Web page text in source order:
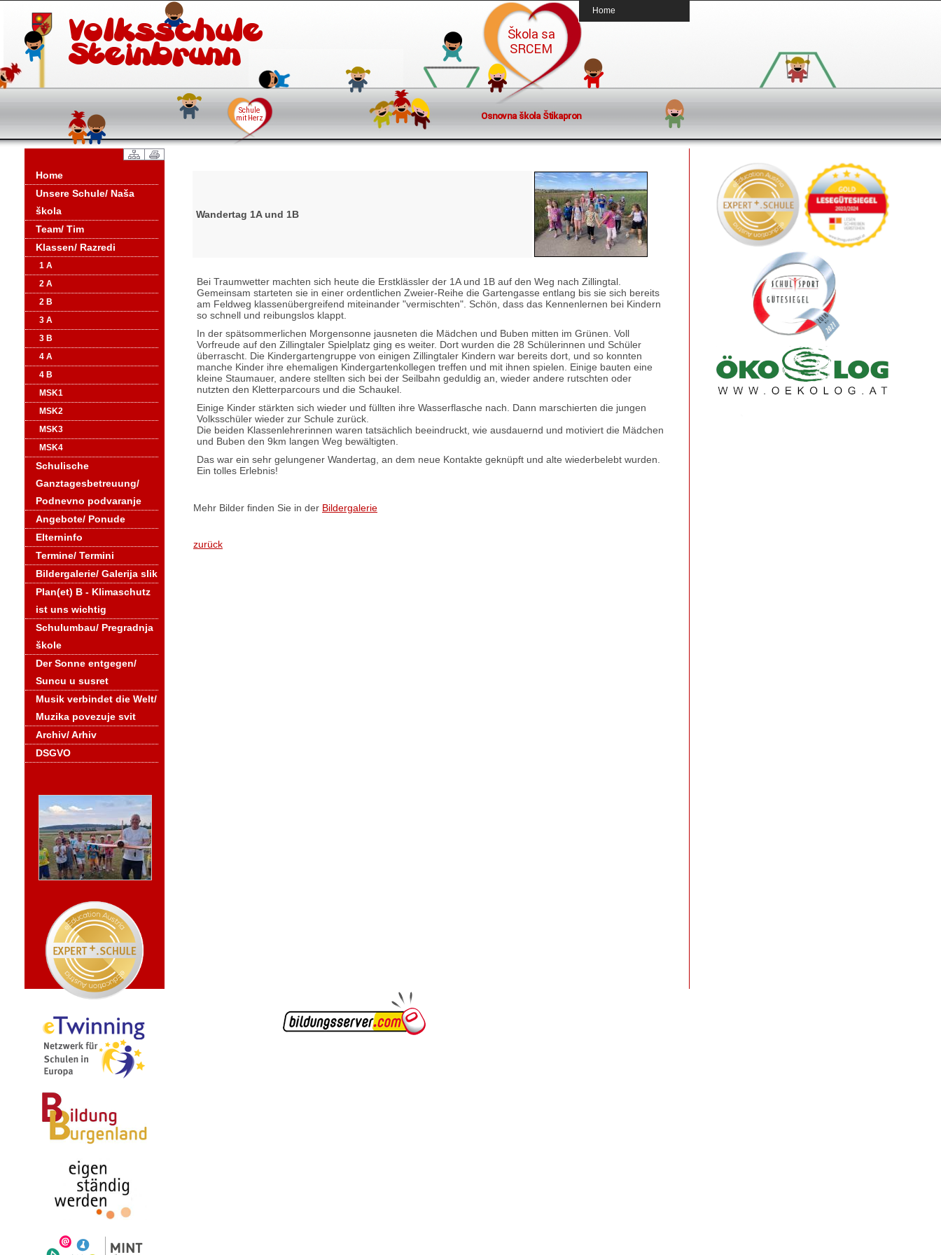
Home
Home
Unsere Schule/ Naša
škola
Team/ Tim
Klassen/ Razredi
1 A
2 A
2 B
3 A
3 B
4 A
4 B
MSK1
MSK2
MSK3
MSK4
Schulische
Ganztagesbetreuung/
Podnevno podvaranje
Angebote/ Ponude
Elterninfo
Termine/ Termini
Bildergalerie/ Galerija slik
Plan(et) B - Klimaschutz
ist uns wichtig
Schulumbau/ Pregradnja
škole
Der Sonne entgegen/
Suncu u susret
Musik verbindet die Welt/
Muzika povezuje svit
Archiv/ Arhiv
DSGVO
Wandertag 1A und 1B
Bei Traumwetter machten sich heute die Erstklässler der 1A und 1B auf den Weg nach Zillingtal.
Gemeinsam starteten sie in einer ordentlichen Zweier-Reihe die Gartengasse entlang bis sie sich bereits
am Feldweg klassenübergreifend miteinander "vermischten". Schön, dass das Kennenlernen bei Kindern
so schnell und reibungslos klappt.
In der spätsommerlichen Morgensonne jausneten die Mädchen und Buben mitten im Grünen. Voll
Vorfreude auf den Zillingtaler Spielplatz ging es weiter. Dort wurden die 28 Schülerinnen und Schüler
überrascht. Die Kindergartengruppe von einigen Zillingtaler Kindern war bereits dort, und so konnten
manche Kinder ihre ehemaligen Kindergartenkollegen treffen und mit ihnen spielen. Einige bauten eine
kleine Staumauer, andere stellten sich bei der Seilbahn geduldig an, wieder andere rutschten oder
nutzten den Kletterparcours und die Schaukel.
Einige Kinder stärkten sich wieder und füllten ihre Wasserflasche nach. Dann marschierten die jungen
Volksschüler wieder zur Schule zurück.
Die beiden Klassenlehrerinnen waren tatsächlich beeindruckt, wie ausdauernd und motiviert die Mädchen
und Buben den 9km langen Weg bewältigten.
Das war ein sehr gelungener Wandertag, an dem neue Kontakte geknüpft und alte wiederbelebt wurden.
Ein tolles Erlebnis!
Mehr Bilder finden Sie in der Bildergalerie
zurück